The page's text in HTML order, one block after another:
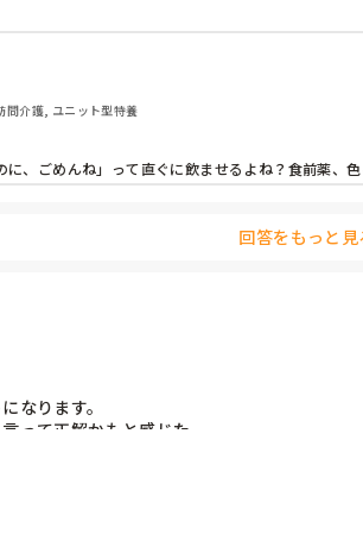
問介護, ユニット型特養
、ごめんね」って直ぐに飲ませるよね？食前薬、
回答をもっと見
なります。
って正解かもと感じた。